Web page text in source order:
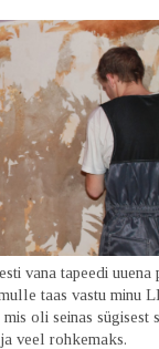
vana tapeedi uuena
taas vastu minu
oli seinas sügisest
veel rohkemaks.